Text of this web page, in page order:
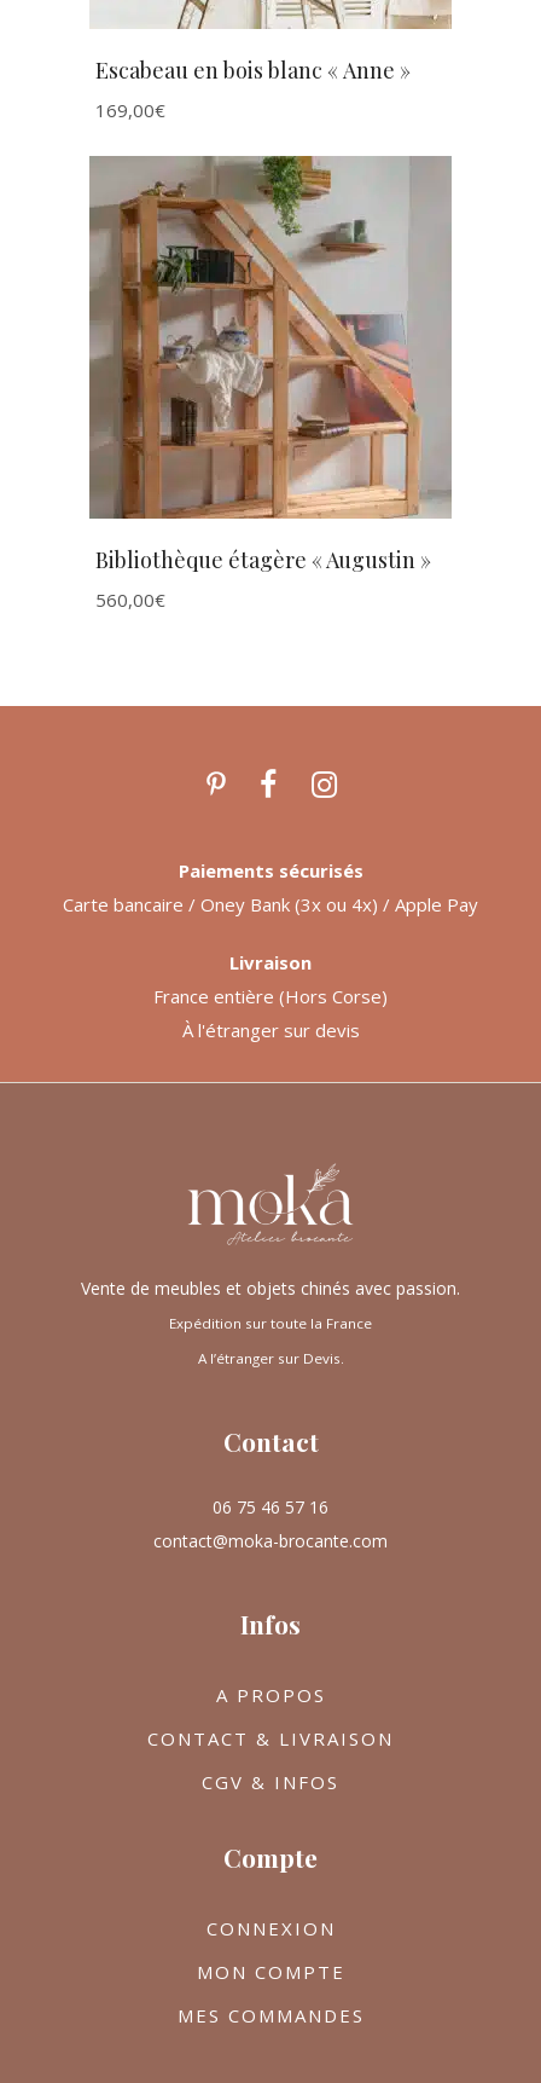
Escabeau en bois blanc « Anne »
169,00€
AJOUTER AU PANIER
Bibliothèque étagère « Augustin »
560,00€
Vente de meubles et objets chinés avec passion.
Expédition sur toute la France
A l’étranger sur Devis.
Contact
06 75 46 57 16
contact@moka-brocante.com
Infos
A PROPOS
CONTACT & LIVRAISON
CGV & INFOS
Compte
CONNEXION
MON COMPTE
MES COMMANDES
Paiements sécurisés
Carte bancaire / Oney Bank (3x ou 4x) / Apple Pay
Livraison
France entière (Hors Corse)
À l'étranger sur devis